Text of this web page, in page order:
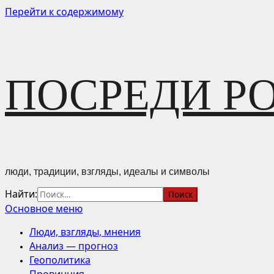
Перейти к содержимому
ПОСРЕДИ
люди, традиции, взгляды, идеалы и символы
Найти:
Основное меню
Люди, взгляды, мнения
Анализ — прогноз
Геополитика